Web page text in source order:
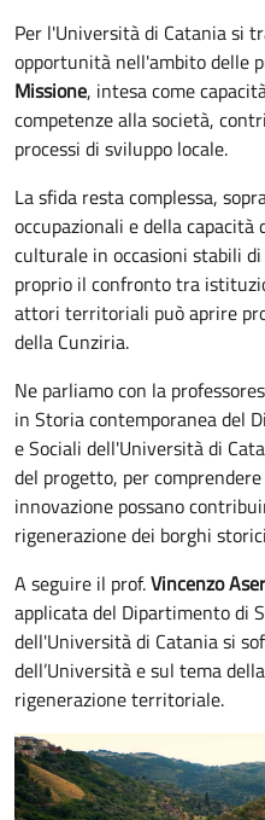
Per l'Università di Catania si
opportunità nell'ambito delle
Missione, intesa come
competenze alla società,
processi di sviluppo locale.
La sfida resta complessa,
occupazionali e della
culturale in occasioni stabili
proprio il confronto tra
attori territoriali può aprire
della Cunziria.
Ne parliamo con la
in Storia contemporanea del
e Sociali dell'Università di
del progetto, per
innovazione possano
rigenerazione dei borghi
A seguire il prof.Vincenzo
applicata del Dipartimento di
dell'Università di Catania si
dell’Università e sul tema
rigenerazione territoriale.